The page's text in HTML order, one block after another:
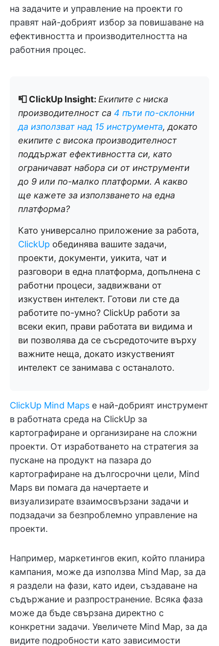
на задачите и управление на проекти го
правят най-добрият избор за повишаване на
ефективността и производителността на
работния процес.
📮 ClickUp Insight: Екипите с ниска
производителност са 4 пъти по-склонни
да използват над 15 инструмента, докато
екипите с висока производителност
поддържат ефективността си, като
ограничават набора си от инструменти
до 9 или по-малко платформи. А какво
ще кажете за използването на една
платформа?
Като универсално приложение за работа,
ClickUp обединява вашите задачи,
проекти, документи, уикита, чат и
разговори в една платформа, допълнена с
работни процеси, задвижвани от
изкуствен интелект. Готови ли сте да
работите по-умно? ClickUp работи за
всеки екип, прави работата ви видима и
ви позволява да се съсредоточите върху
важните неща, докато изкуственият
интелект се занимава с останалото.
ClickUp Mind Maps е най-добрият инструмент
в работната среда на ClickUp за
картографиране и организиране на сложни
проекти. От изработването на стратегия за
пускане на продукт на пазара до
картографиране на дългосрочни цели, Mind
Maps ви помага да начертаете и
визуализирате взаимосвързани задачи и
подзадачи за безпроблемно управление на
проекти.
Например, маркетингов екип, който планира
кампания, може да използва Mind Map, за да
я раздели на фази, като идеи, създаване на
съдържание и разпространение. Всяка фаза
може да бъде свързана директно с
конкретни задачи. Увеличете Mind Map, за да
видите подробности като зависимости